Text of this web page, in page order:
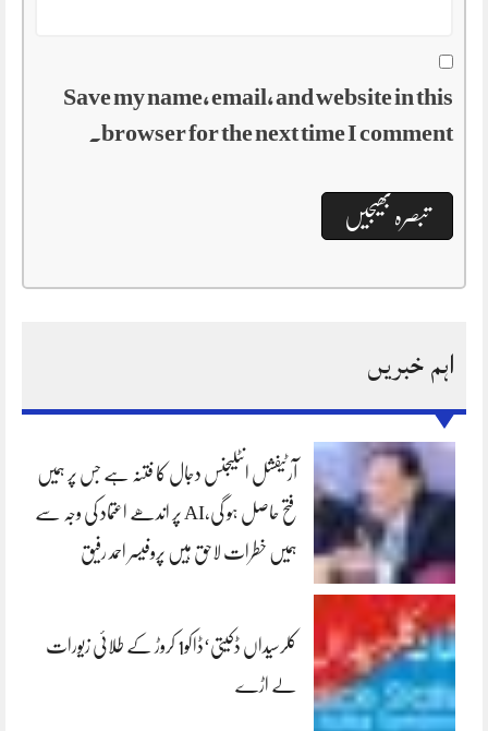
Save my name, email, and website in this
browser for the next time I comment.
اہم خبریں
آرٹیفشل انٹلیجنس دجال کا فتنہ ہے جس پر ہمیں
فتح حاصل ہو گی،AI پر اندھے اعتماد کی وجہ سے
ہمیں خطرات لاحق ہیں پروفیسر احمد رفیق
کلرسیداں ڈکیتی‘ڈاکو1 کروڑ کے طلائی زیورات
لے اڑے